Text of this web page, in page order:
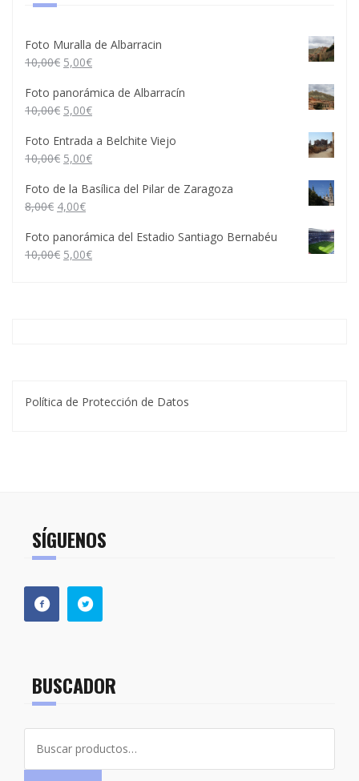
Foto Muralla de Albarracin
10,00€ 5,00€
Foto panorámica de Albarracín
10,00€ 5,00€
Foto Entrada a Belchite Viejo
10,00€ 5,00€
Foto de la Basílica del Pilar de Zaragoza
8,00€ 4,00€
Foto panorámica del Estadio Santiago Bernabéu
10,00€ 5,00€
Política de Protección de Datos
SÍGUENOS
BUSCADOR
por: